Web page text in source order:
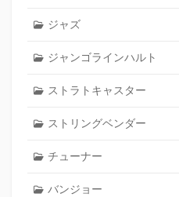
ジャズ
ジャンゴラインハルト
ストラトキャスター
ストリングベンダー
チューナー
バンジョー